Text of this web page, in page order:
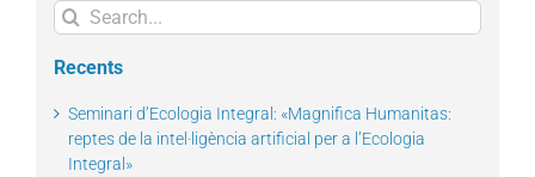
Search
for:
Recents
Seminari d’Ecologia Integral: «Magnifica Humanitas:
reptes de la intel·ligència artificial per a l’Ecologia
Integral»